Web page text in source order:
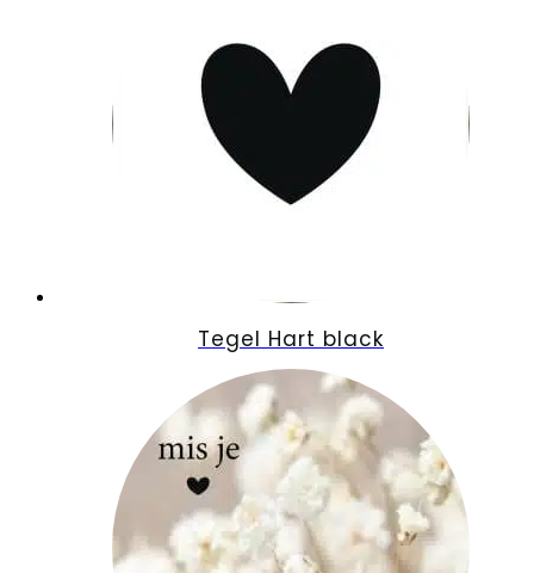
Tegel Hart black